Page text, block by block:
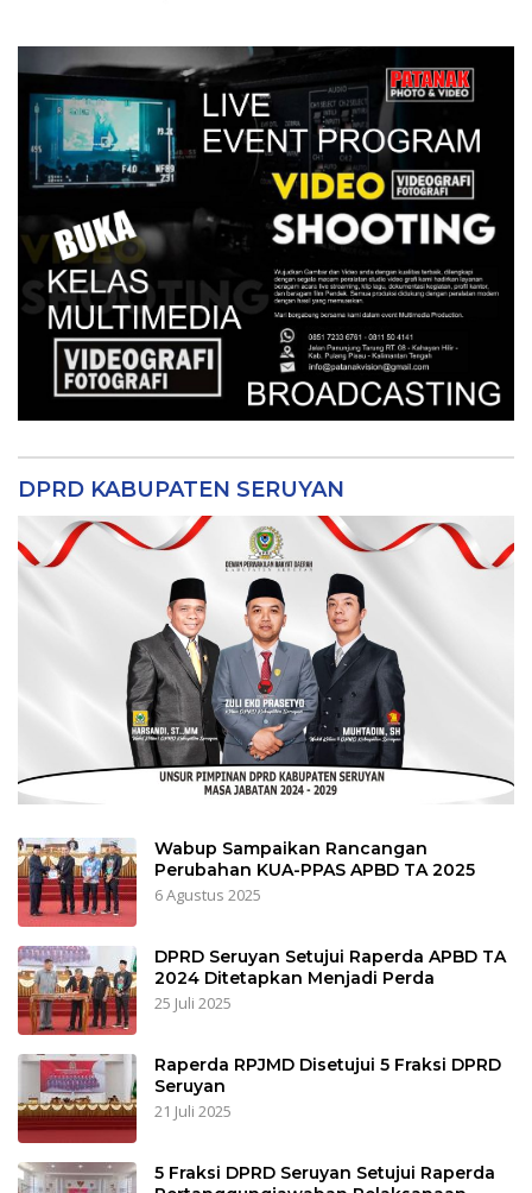
DPRD KABUPATEN SERUYAN
Wabup Sampaikan Rancangan
Perubahan KUA-PPAS APBD TA 2025
6 Agustus 2025
DPRD Seruyan Setujui Raperda APBD TA
2024 Ditetapkan Menjadi Perda
25 Juli 2025
Raperda RPJMD Disetujui 5 Fraksi DPRD
Seruyan
21 Juli 2025
5 Fraksi DPRD Seruyan Setujui Raperda